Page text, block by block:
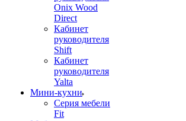
Onix Wood
Direct
Кабинет
руководителя
Shift
Кабинет
руководителя
Yalta
Мини-кухни
Серия мебели
Fit